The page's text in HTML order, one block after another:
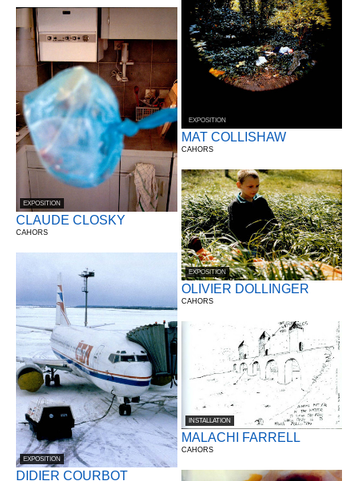
EXPOSITION
CLAUDE CLOSKY
CAHORS
EXPOSITION
DIDIER COURBOT
EXPOSITION
MAT COLLISHAW
CAHORS
EXPOSITION
OLIVIER DOLLINGER
CAHORS
INSTALLATION
MALACHI FARRELL
CAHORS